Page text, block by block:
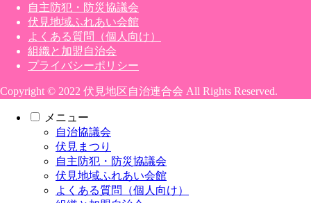
自主防犯・防災協議会
伏見地域ふれあい会館
よくある質問（個人向け）
組織と加盟自治会
プライバシーポリシー
Copyright © 2022 伏見地区自治連合会 All Rights Reserved.
メニュー
自治協議会
伏見まつり
自主防犯・防災協議会
伏見地域ふれあい会館
よくある質問（個人向け）